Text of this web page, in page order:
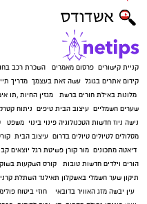
קניית קישורים פרסום מאמרים השכרת רכב
קידום אתרים בגוגל עשה זאת בעצמך מדריך
מלונות באילת חורים ברשת מגזין החיות ,תו
שערים חשמליים עיצוב הבית טיפים ניתוח
נישה ניוז חדשות הטכנולוגיה פינוי בינוי משפט
מסלולים לטיולים טיולים בדרום עיצוב הבית
דיאטה מתכונים מור קורן פשיטת רגל יוצאים
הורים וילדים חדשות טובות קורס השקעות בשוק
תיקון שער חשמלי באשקלון תאילנד השתלת
עין יבשה מזג האוויר בדובאי חוזי ביטוח